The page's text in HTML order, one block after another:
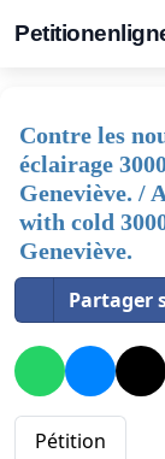
Contre les
éclairage
Geneviève. /
with cold
Geneviève.
Partager
Pétition